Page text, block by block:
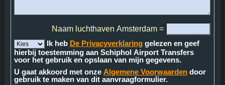
Naam luchthaven Amsterdam =
Ik heb De Privacyverklaringgelezen en geef
hierbij toestemming aan Schiphol Airport Transfers
voor het gebruik en opslaan van mijn gegevens.
U gaat akkoord met onzeAlgemene Voorwaarden door
gebruik te maken van dit aanvraagformulier.